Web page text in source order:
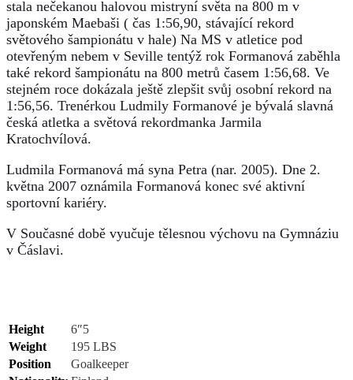
stala nečekanou halovou mistryní světa na 800 m v
japonském Maebaši ( čas 1:56,90, stávající rekord
světového šampionátu v hale) Na MS v atletice pod
otevřeným nebem v Seville tentýž rok Formanová zaběhla
také rekord šampionátu na 800 metrů časem 1:56,68. Ve
stejném roce dokázala ještě zlepšit svůj osobní rekord na
1:56,56. Trenérkou Ludmily Formanové je bývalá slavná
česká atletka a světová rekordmanka Jarmila
Kratochvílová.
Ludmila Formanová má syna Petra (nar. 2005). Dne 2.
května 2007 oznámila Formanová konec své aktivní
sportovní kariéry.
V Současné době vyučuje tělesnou výchovu na Gymnáziu
v Čáslavi.
Height
6″5
Weight
195 LBS
Position
Goalkeeper